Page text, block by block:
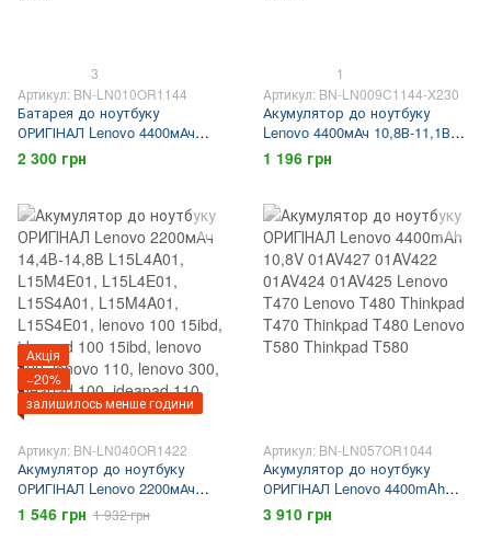
3
Артикул: BN-LN010OR1144
Батарея до ноутбуку
ОРИГІНАЛ Lenovo 4400мАч
11,1В l08s6y02 l08l6y02
42T4585 42T4727 lenovo g550
g450 lenovo g530
2 300 грн
1
Артикул: BN-LN009C1144-X230
Акумулятор до ноутбуку
Lenovo 4400мАч 10,8В-11,1В
0a36281 0a36306 42t4861
45n1022 45n1023 45n1025
thinkpad x230 lenovo x230i
1 196 грн
Акція
−20%
залишилось менше години
Артикул: BN-LN040OR1422
Акумулятор до ноутбуку
ОРИГІНАЛ Lenovo 2200мАч
14,4В-14,8В L15L4A01,
L15M4E01, L15L4E01,
1 546 грн 1 932 грн
Артикул: BN-LN057OR1044
Акумулятор до ноутбуку
ОРИГІНАЛ Lenovo 4400mAh
10,8V 01AV427 01AV422
01AV424 01AV425 Lenovo T470
3 910 грн